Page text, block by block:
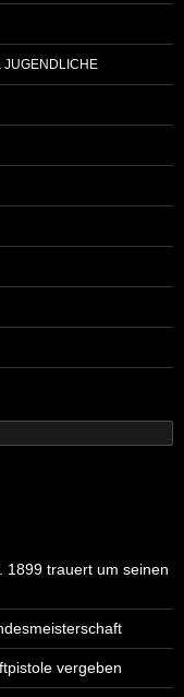
JUGENDLICHE
1899 trauert um seinen
vergeben